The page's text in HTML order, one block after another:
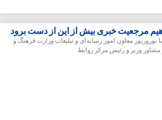
مرجعیت خبری بیش از این از دست برود
معاون امور رسانه‌ای و تبلیغات وزارت فرهنگ و
مشاور وزیر و رئیس مرکز روابط